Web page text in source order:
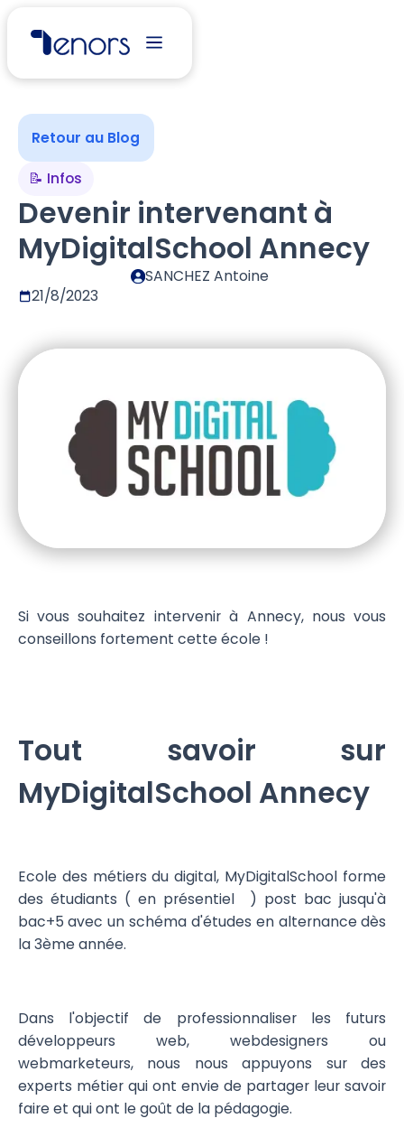
Retour au Blog
📝 Infos
Devenir intervenant à
MyDigitalSchool Annecy
SANCHEZ Antoine
21/8/2023
Si vous souhaitez intervenir à Annecy, nous vous
conseillons fortement cette école !
Tout savoir sur
MyDigitalSchool Annecy
Ecole des métiers du digital, MyDigitalSchool forme
des étudiants ( en présentiel ) post bac jusqu'à
bac+5 avec un schéma d'études en alternance dès
la 3ème année.
Dans l'objectif de professionnaliser les futurs
développeurs web, webdesigners ou
webmarketeurs, nous nous appuyons sur des
experts métier qui ont envie de partager leur savoir
faire et qui ont le goût de la pédagogie.